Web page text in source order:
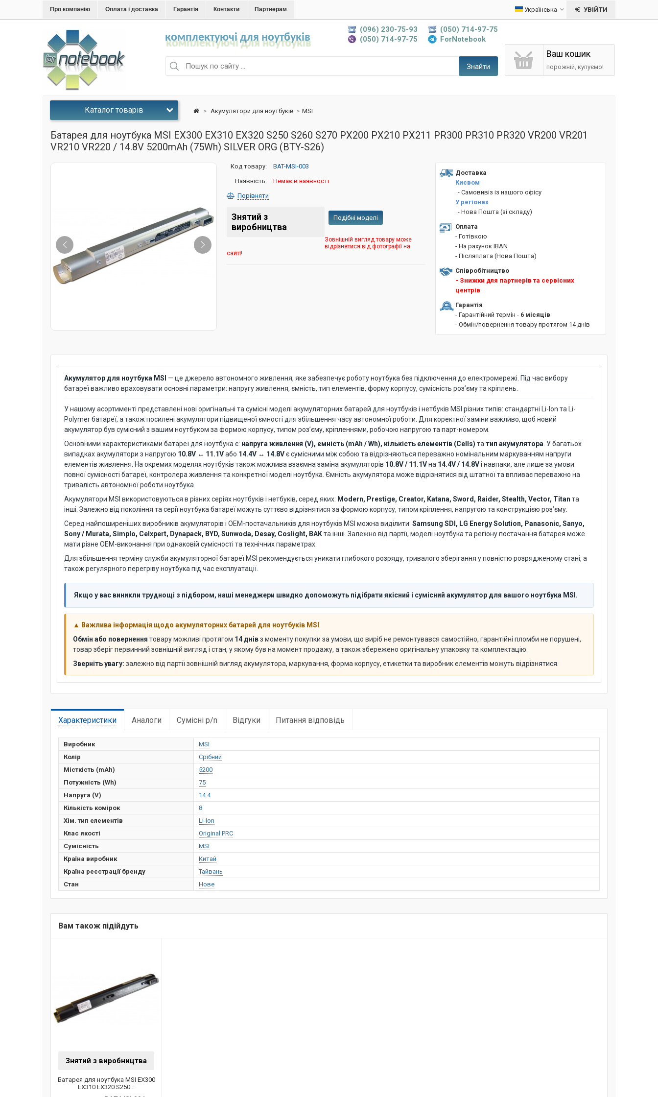
Про компанію Оплата і доставка Гарантія Контакти Партнерам Українська УВІЙТИ
Каталог товарів
Знайти
Ваш кошик
порожній, купуємо!
(096) 230-75-93
(050) 714-97-75
(050) 714-97-75
ForNotebook
комплектуючі для ноутбуків
> Акумулятори для ноутбуків > MSI
Батарея для ноутбука MSI EX300 EX310 EX320 S250 S260 S270 PX200 PX210 PX211 PR300 PR310 PR320 VR200 VR201
VR210 VR220 / 14.8V 5200mAh (75Wh) SILVER ORG (BTY-S26)
Код товару:
BAT-MSI-003
Наявність:
Немає в наявності
Порівняти
Знятий з
виробництва
Подібні моделі
Зовнішній вигляд товару може
відрізнятися від фотографії на
сайті!
Доставка
Києвом
- Cамовивіз із нашого офісу
У регіонах
- Нова Пошта (зі складу)
Оплата
- Готівкою
- На рахунок IBAN
- Післяплата (Нова Пошта)
Співробітництво
- Знижки для партнерів та сервісних
центрів
Гарантія
- Гарантійний термін - 6 місяців
- Обмін/повернення товару протягом 14 днів
Акумулятор для ноутбука MSI — це джерело автономного живлення, яке забезпечує роботу ноутбука без підключення до електромережі. Під час вибору
батареї важливо враховувати основні параметри: напругу живлення, ємність, тип елементів, форму корпусу, сумісність роз’єму та кріплень.
У нашому асортименті представлені нові оригінальні та сумісні моделі акумуляторних батарей для ноутбуків і нетбуків MSI різних типів: стандартні Li-Ion та Li-
Polymer батареї, а також посилені акумулятори підвищеної ємності для збільшення часу автономної роботи. Для коректної заміни важливо, щоб новий
акумулятор був сумісний з вашим ноутбуком за формою корпусу, типом роз’єму, кріпленнями, робочою напругою та парт-номером.
Основними характеристиками батареї для ноутбука є: напруга живлення (V), ємність (mAh / Wh), кількість елементів (Cells) та тип акумулятора . У багатьох
випадках акумулятори з напругою 10.8V ↔ 11.1Vабо 14.4V ↔ 14.8Vє сумісними між собою та відрізняються переважно номінальним маркуванням напруги
елементів живлення. На окремих моделях ноутбуків також можлива взаємна заміна акумуляторів 10.8V / 11.1Vна 14.4V / 14.8Vі навпаки, але лише за умови
повної сумісності батареї, контролера живлення та конкретної моделі ноутбука. Ємність акумулятора може відрізнятися від штатної та впливає переважно на
тривалість автономної роботи ноутбука.
Акумулятори MSI використовуються в різних серіях ноутбуків і нетбуків, серед яких: Modern, Prestige, Creator, Katana, Sword, Raider, Stealth, Vector, Titan та
інші. Залежно від покоління та серії ноутбука батареї можуть суттєво відрізнятися за формою корпусу, типом кріплення, напругою та конструкцією роз’єму.
Серед найпоширеніших виробників акумуляторів і OEM-постачальників для ноутбуків MSI можна виділити: Samsung SDI, LG Energy Solution, Panasonic, Sanyo,
Sony / Murata, Simplo, Celxpert, Dynapack, BYD, Sunwoda, Desay, Coslight, BAKта інші. Залежно від партії, моделі ноутбука та регіону постачання батарея може
мати різне OEM-виконання при однаковій сумісності та технічних параметрах.
Для збільшення терміну служби акумуляторної батареї MSI рекомендується уникати глибокого розряду, тривалого зберігання у повністю розрядженому стані, а
також регулярного перегріву ноутбука під час експлуатації.
Якщо у вас виникли труднощі з підбором, наші менеджери швидко допоможуть підібрати якісний і сумісний акумулятор для вашого ноутбука MSI.
▲ Важлива інформація щодо акумуляторних батарей для ноутбуків MSI
Обмін або повернення товару можливі протягом 14 днівз моменту покупки за умови, що виріб не ремонтувався самостійно, гарантійні пломби не порушені,
товар зберіг первинний зовнішній вигляд і стан, у якому був на момент продажу, а також збережено оригінальну упаковку та комплектацію.
Зверніть увагу: залежно від партії зовнішній вигляд акумулятора, маркування, форма корпусу, етикетки та виробник елементів можуть відрізнятися.
Характеристики Аналоги Сумісні p/n Відгуки Питання відповідь
Виробник
MSI
Колір
Срібний
Місткість (mAh)
5200
Потужність (Wh)
75
Напруга (V)
14.4
Кількість комірок
8
Хім. тип елементів
Li-Ion
Клас якості
Original PRC
Сумісність
MSI
Країна виробник
Китай
Країна реєстрації бренду
Тайвань
Стан
Нове
Вам також підійдуть
Знятий з виробництва
Батарея для ноутбука MSI EX300
EX310 EX320 S250...